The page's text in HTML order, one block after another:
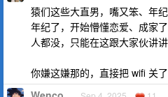
猿们这些大直男，嘴又笨、年
年纪了，开始懵懂恋爱、成家
人都没，只能在这跟大家伙讲讲
你嫌这嫌那的，直接把 wifi 关